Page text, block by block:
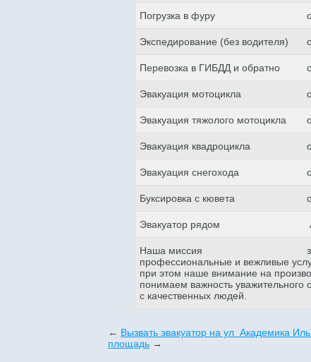
Погрузка в фуру
Экспедирование (без водителя)
Перевозка в ГИБДД и обратно
Эвакуация мотоцикла
Эвакуация тяжолого мотоцикла
Эвакуация квадроцикла
Эвакуация снегохода
Буксировка с кювета
Эвакуатор рядом
Наша миссия
профессиональные и вежливые
при этом наше внимание на
понимаем важность
с качественных людей.
← Вызвать эвакуатор на ул Академика
площадь →